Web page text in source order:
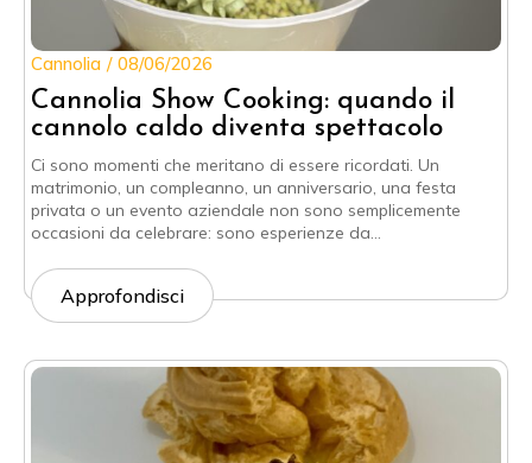
Cannolia Show Cooking: quando il
cannolo caldo diventa spettacolo
Cannolia 08/06/2026
Ci sono momenti che meritano di essere ricordati. Un
matrimonio, un compleanno, un anniversario, una festa
privata o un evento aziendale non sono semplicemente
occasioni da celebrare: sono esperienze da…
Approfondisci